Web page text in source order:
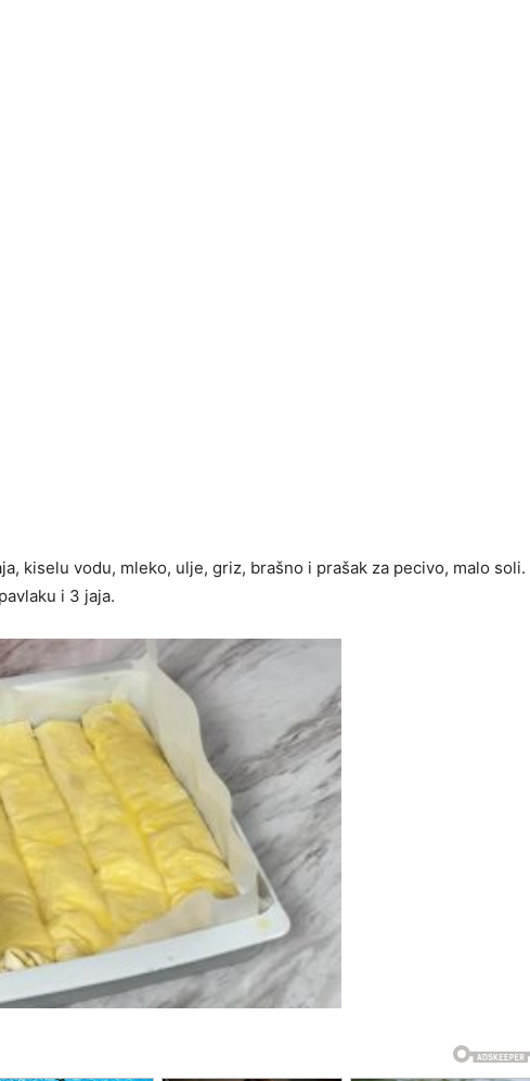
kiselu vodu, mleko, ulje, griz, brašno i prašak za pecivo, malo soli.
i 3 jaja.